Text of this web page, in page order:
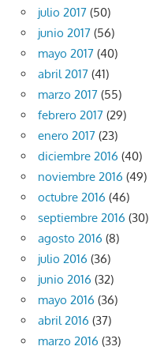
julio 2017 (50)
junio 2017 (56)
mayo 2017 (40)
abril 2017 (41)
marzo 2017 (55)
febrero 2017 (29)
enero 2017 (23)
diciembre 2016 (40)
noviembre 2016 (49)
octubre 2016 (46)
septiembre 2016 (30)
agosto 2016 (8)
julio 2016 (36)
junio 2016 (32)
mayo 2016 (36)
abril 2016 (37)
marzo 2016 (33)